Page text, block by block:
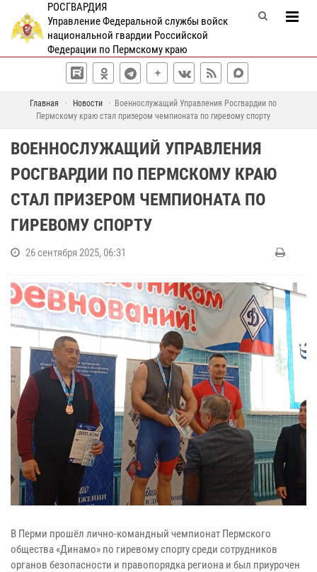
РОСГВАРДИЯ
Управление Федеральной службы войск
национальной гвардии Российской
Федерации по Пермскому краю
Главная Новости
Военнослужащий Управления Росгвардии по
Пермскому краю стал призером чемпионата по гиревому спорту
ВОЕННОСЛУЖАЩИЙ УПРАВЛЕНИЯ
РОСГВАРДИИ ПО ПЕРМСКОМУ КРАЮ
СТАЛ ПРИЗЕРОМ ЧЕМПИОНАТА ПО
ГИРЕВОМУ СПОРТУ
26 сентября 2025, 06:31
В Перми прошёл лично-командный чемпионат Пермского
общества «Динамо» по гиревому спорту среди сотрудников
органов безопасности и правопорядка региона и был приурочен